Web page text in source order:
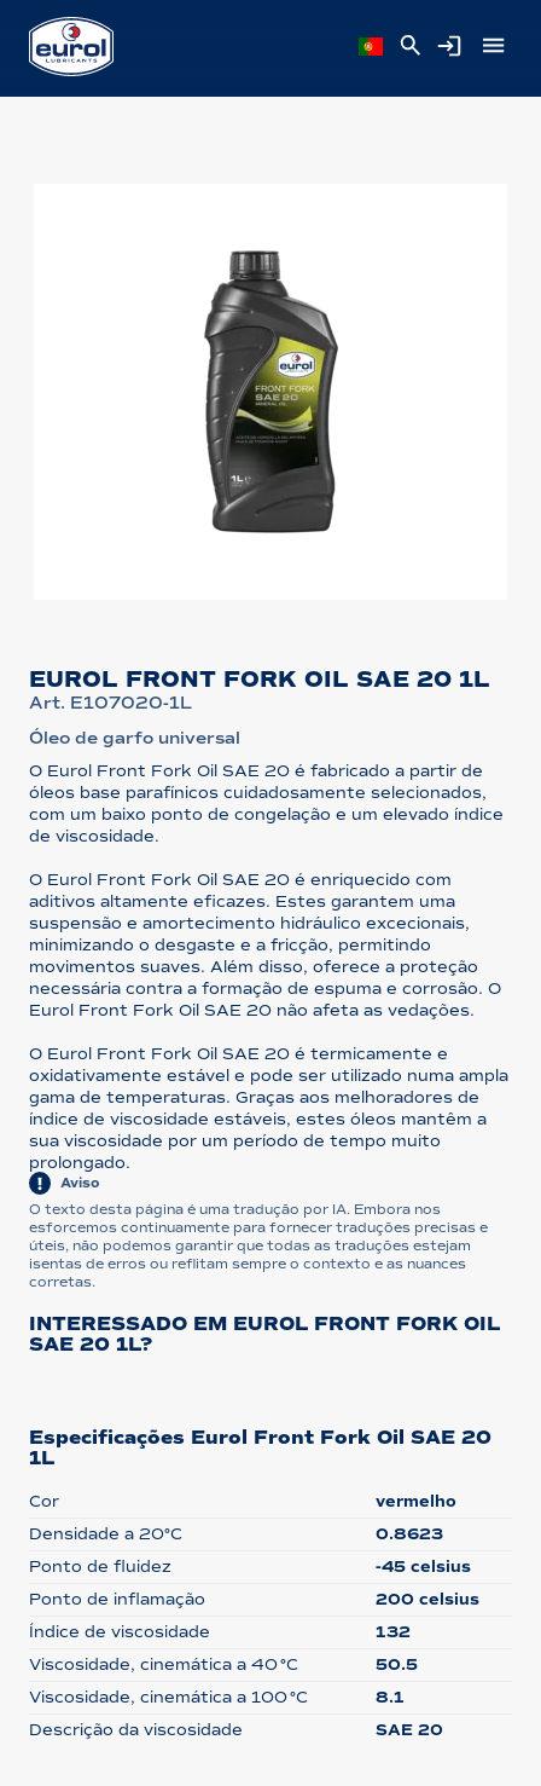
EUROL FRONT FORK OIL SAE 20 1L
Art. E107020-1L
Óleo de garfo universal
O Eurol Front Fork Oil SAE 20 é fabricado a partir de
óleos base parafínicos cuidadosamente selecionados,
com um baixo ponto de congelação e um elevado índice
de viscosidade.
O Eurol Front Fork Oil SAE 20 é enriquecido com
aditivos altamente eficazes. Estes garantem uma
suspensão e amortecimento hidráulico excecionais,
minimizando o desgaste e a fricção, permitindo
movimentos suaves. Além disso, oferece a proteção
necessária contra a formação de espuma e corrosão. O
Eurol Front Fork Oil SAE 20 não afeta as vedações.
O Eurol Front Fork Oil SAE 20 é termicamente e
oxidativamente estável e pode ser utilizado numa ampla
gama de temperaturas. Graças aos melhoradores de
índice de viscosidade estáveis, estes óleos mantêm a
sua viscosidade por um período de tempo muito
prolongado.
Aviso
O texto desta página é uma tradução por IA. Embora nos
esforcemos continuamente para fornecer traduções precisas e
úteis, não podemos garantir que todas as traduções estejam
isentas de erros ou reflitam sempre o contexto e as nuances
corretas.
INTERESSADO EM EUROL FRONT FORK OIL
SAE 20 1L?
Especificações Eurol Front Fork Oil SAE 20
1L
Cor
vermelho
Densidade a 20°C
0.8623
Ponto de fluidez
-45 celsius
Ponto de inflamação
200 celsius
Índice de viscosidade
132
Viscosidade, cinemática a 40 °C
50.5
Viscosidade, cinemática a 100 °C
8.1
Descrição da viscosidade
SAE 20